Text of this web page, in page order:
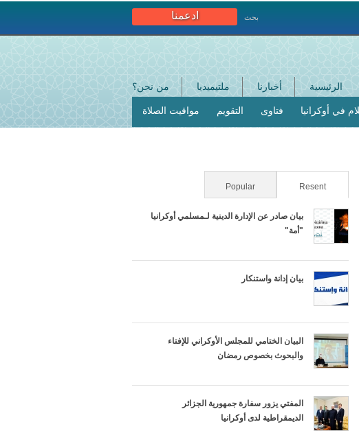
ادعمنا بحث
الرئيسية أخبارنا ملتيميديا من نحن؟
في أوكرانيا فتاوى التقويم مواقيت الصلاة
Resent (علامة التبويب النشطة)
Popular
بيان صادر عن الإدارة الدينية لـمسلمي أوكرانيا
"أمة"
بيان إدانة واستنكار
البيان الختامي للمجلس الأوكراني للإفتاء
والبحوث بخصوص رمضان
المفتي يزور سفارة جمهورية الجزائر
الديمقراطية لدى أوكرانيا